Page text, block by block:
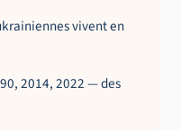
vivent en
2014, 2022 — des